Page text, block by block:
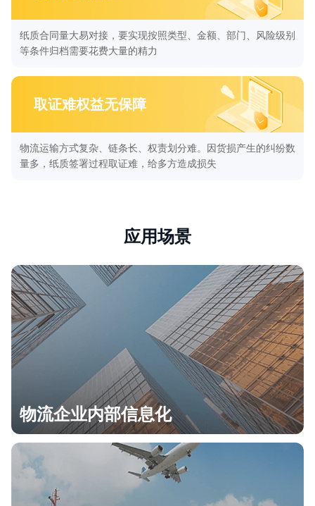
纸质合同量大易对接，要实现按照类型、金额、部门、风险级别
等条件归档需要花费大量的精力
取证难权益无保障
物流运输方式复杂、链条长、权责划分难。因货损产生的纠纷数
量多，纸质签署过程取证难，给多方造成损失
应用场景
物流企业内部信息化